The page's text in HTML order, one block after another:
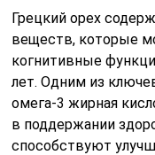
Грецкий орех
веществ, которые
когнитивные
лет. Одним из
омега-3 жирная
в поддержании
способствуют